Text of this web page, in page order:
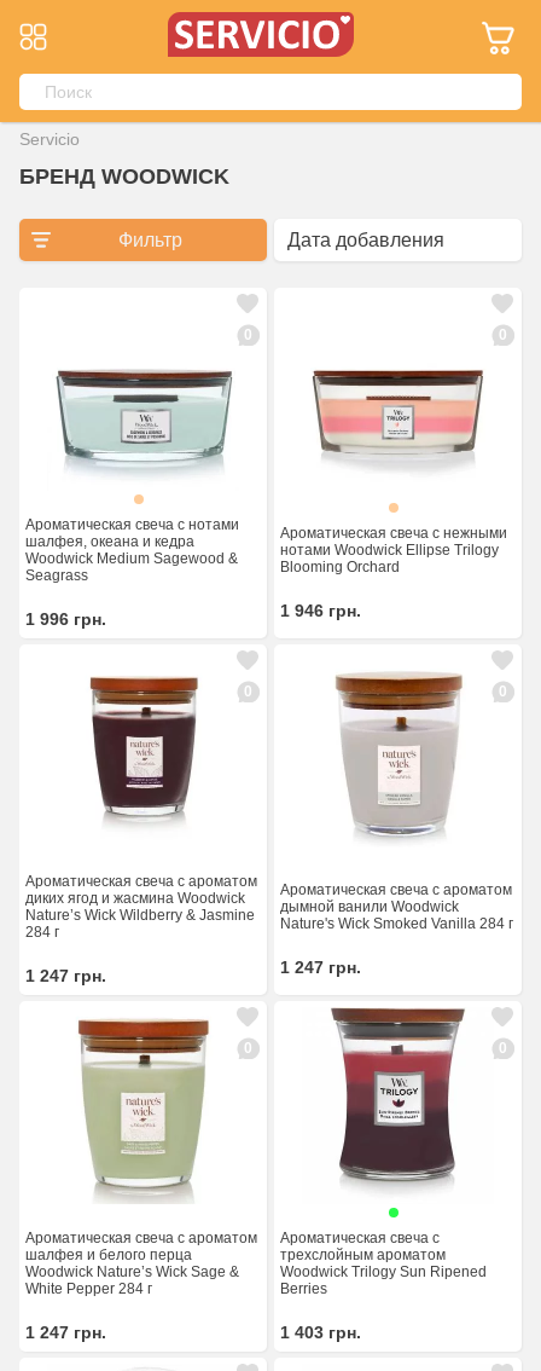
Servicio
БРЕНД WOODWICK
Фильтр
0
Ароматическая свеча с нотами
шалфея, океана и кедра
Woodwick Medium Sagewood &
Seagrass
1 996 грн.
0
Ароматическая свеча с нежными
нотами Woodwick Ellipse Trilogy
Blooming Orchard
1 946 грн.
0
Ароматическая свеча с ароматом
диких ягод и жасмина Woodwick
Nature’s Wick Wildberry & Jasmine
284 г
1 247 грн.
0
Ароматическая свеча с ароматом
дымной ванили Woodwick
Nature's Wick Smoked Vanilla 284 г
1 247 грн.
0
Ароматическая свеча с ароматом
шалфея и белого перца
Woodwick Nature’s Wick Sage &
White Pepper 284 г
1 247 грн.
0
Ароматическая свеча с
трехслойным ароматом
Woodwick Trilogy Sun Ripened
Berries
1 403 грн.